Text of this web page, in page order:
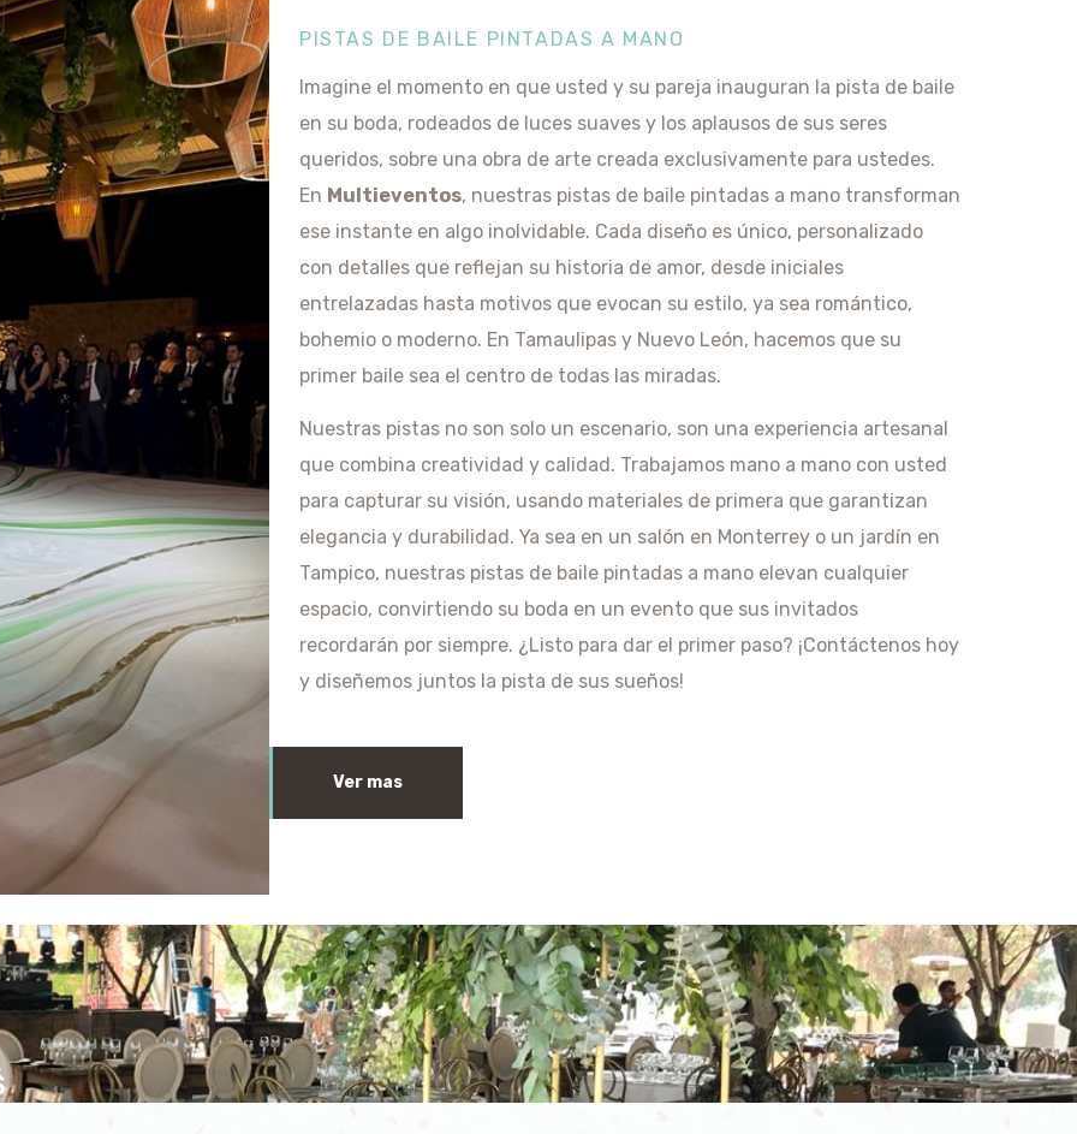
PISTAS DE BAILE PINTADAS A MANO
Imagine el momento en que usted y su pareja inauguran la pista de baile
en su boda, rodeados de luces suaves y los aplausos de sus seres
queridos, sobre una obra de arte creada exclusivamente para ustedes.
En Multieventos, nuestras pistas de baile pintadas a mano transforman
ese instante en algo inolvidable. Cada diseño es único, personalizado
con detalles que reflejan su historia de amor, desde iniciales
entrelazadas hasta motivos que evocan su estilo, ya sea romántico,
bohemio o moderno. En Tamaulipas y Nuevo León, hacemos que su
primer baile sea el centro de todas las miradas.
Nuestras pistas no son solo un escenario, son una experiencia artesanal
que combina creatividad y calidad. Trabajamos mano a mano con usted
para capturar su visión, usando materiales de primera que garantizan
elegancia y durabilidad. Ya sea en un salón en Monterrey o un jardín en
Tampico, nuestras pistas de baile pintadas a mano elevan cualquier
espacio, convirtiendo su boda en un evento que sus invitados
recordarán por siempre. ¿Listo para dar el primer paso? ¡Contáctenos hoy
y diseñemos juntos la pista de sus sueños!
Ver mas